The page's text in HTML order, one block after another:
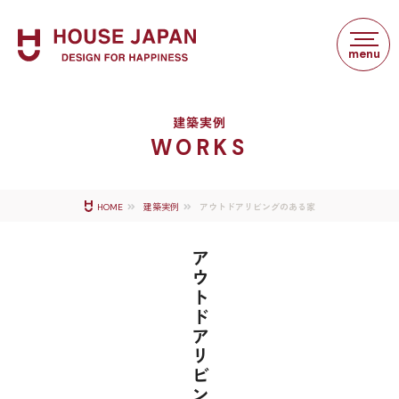
建築実例
WORKS
HOME 建築実例 アウトドアリビングのある家